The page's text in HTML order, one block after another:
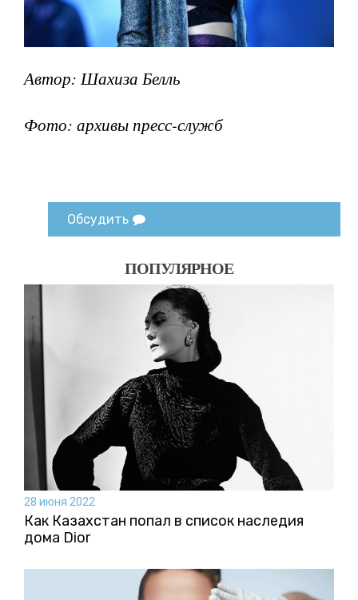
Автор: Шахиза Белль
Фото: архивы пресс-служб
Обсудить
ПОПУЛЯРНОЕ
28 июня 2022
Как Казахстан попал в список наследия
дома Dior